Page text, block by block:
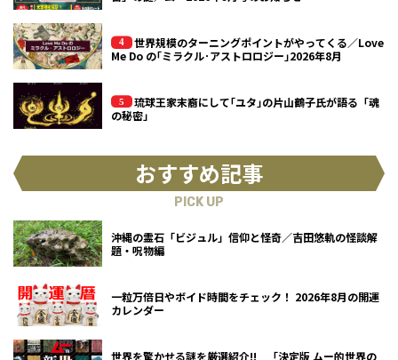
世界規模のターニングポイントがやってくる／Love
Me Do の｢ミラクル･アストロロジー｣2026年8月
琉球王家末裔にして｢ユタ｣の片山鶴子氏が語る「魂
の秘密」
おすすめ記事
PICK UP
沖縄の霊石「ビジュル」信仰と怪奇／吉田悠軌の怪談解
題・呪物編
一粒万倍日やボイド時間をチェック！ 2026年8月の開運
カレンダー
世界を驚かせる謎を厳選紹介!! 「決定版 ムー的世界の